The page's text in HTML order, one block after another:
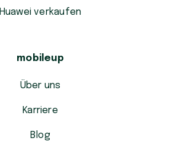
Huawei verkaufen
mobileup
Über uns
Karriere
Blog